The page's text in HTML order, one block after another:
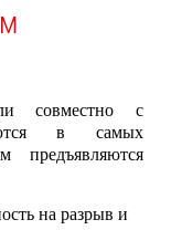
совместно с
в самых
предъявляются
на разрыв и